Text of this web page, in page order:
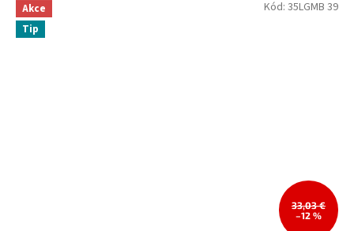
Akce
Tip
33,03 €
–12 %
Kód: 35LGMB 39